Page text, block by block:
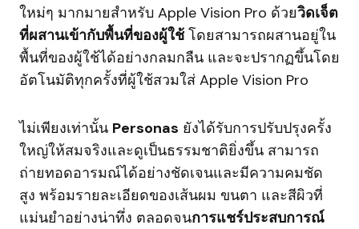
ใหม่ๆ มากมายสำหรับ Apple Vision Pro ด้วยวิดเจ็ต
ที่ผสานเข้ากับพื้นที่ของผู้ใช้โดยสามารถผสานอยู่ใน
พื้นที่ของผู้ใช้ได้อย่างกลมกลืน และจะปรากฏขึ้นโดย
อัตโนมัติทุกครั้งที่ผู้ใช้สวมใส่ Apple Vision Pro
ไม่เพียงเท่านั้น Personas ยังได้รับการปรับปรุงครั้ง
ใหญ่ให้สมจริงและดูเป็นธรรมชาติยิ่งขึ้น สามารถ
ถ่ายทอดอารมณ์ได้อย่างชัดเจนและมีความคมชัด
สูง พร้อมรายละเอียดของเส้นผม ขนตา และสีผิวที่
แม่นยำอย่างน่าทึ่ง ตลอดจนการแชร์ประสบการณ์